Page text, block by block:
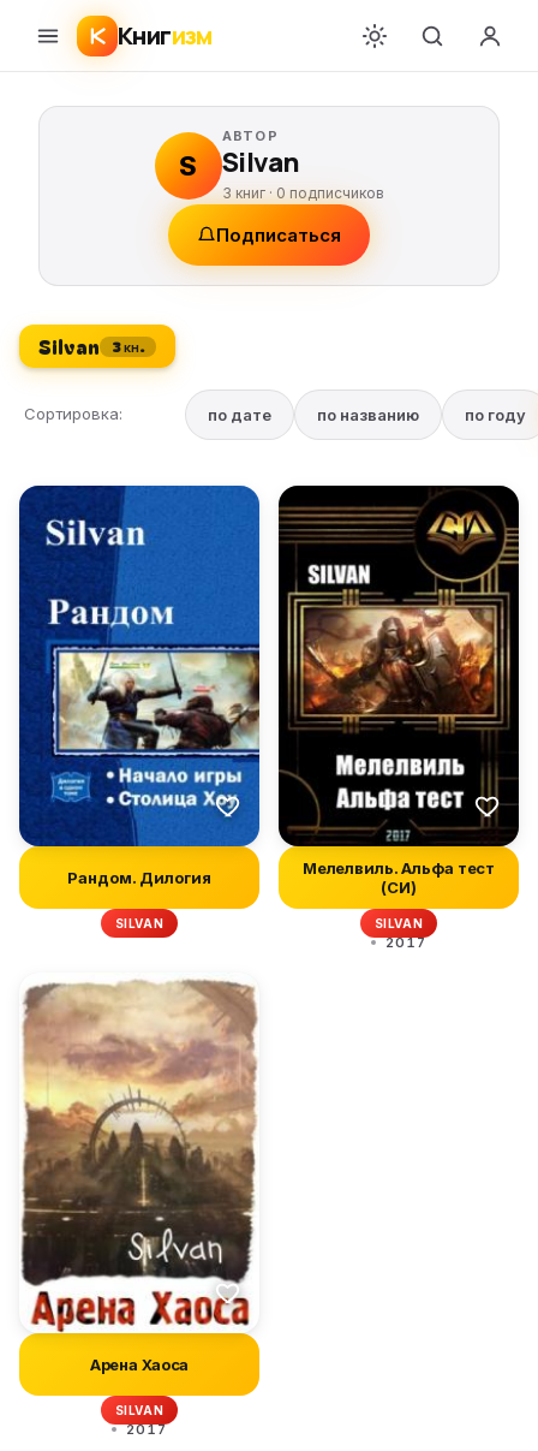
Книгизм
S
АВТОР
Silvan
3 книг · 0 подписчиков
Подписаться
Silvan 3 кн.
Сортировка: по дате по названию по году
Рандом. Дилогия
SILVAN
Мелелвиль. Альфа тест
(СИ)
SILVAN
2017
Арена Хаоса
SILVAN
2017